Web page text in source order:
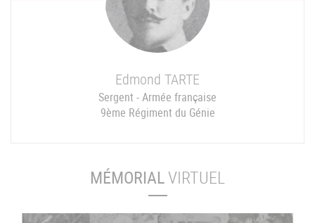
Edmond TARTE
Sergent - Armée française
9ème Régiment du Génie
MÉMORIALVIRTUEL